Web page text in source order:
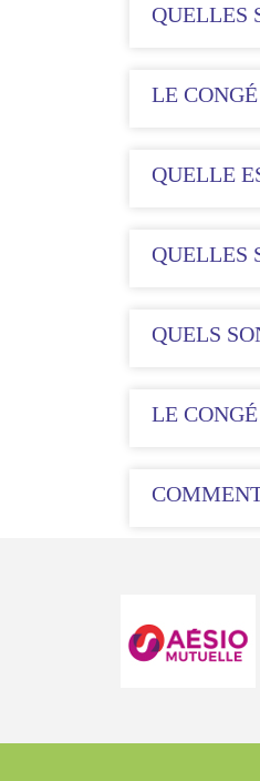
QUELLES
LE
QUELLE
QUELLES
QUELS
LE